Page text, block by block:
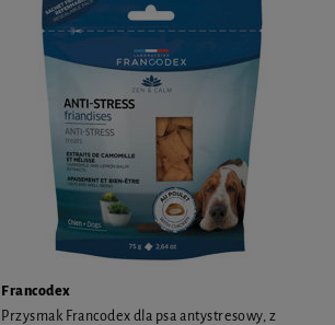
Francodex
Przysmak Francodex dla psa antystresowy, z